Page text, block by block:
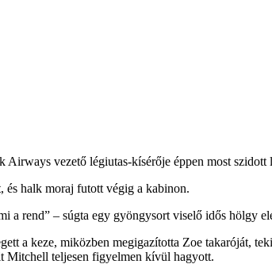
Airways vezető légiutas-kísérője éppen most
és halk moraj futott végig a kabinon.
a rend” – súgta egy gyöngysort viselő idős hölgy
a keze, miközben megigazította Zoe takaróját,
Mitchell teljesen figyelmen kívül hagyott.